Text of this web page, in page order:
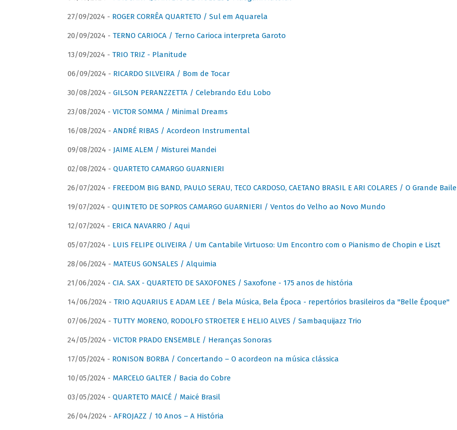
27/09/2024 - ROGER CORRÊA QUARTETO / Sul em Aquarela
20/09/2024 - TERNO CARIOCA / Terno Carioca interpreta Garoto
13/09/2024 - TRIO TRIZ - Planitude
06/09/2024 - RICARDO SILVEIRA / Bom de Tocar
30/08/2024 - GILSON PERANZZETTA / Celebrando Edu Lobo
23/08/2024 - VICTOR SOMMA / Minimal Dreams
16/08/2024 - ANDRÉ RIBAS / Acordeon Instrumental
09/08/2024 - JAIME ALEM / Misturei Mandei
02/08/2024 - QUARTETO CAMARGO GUARNIERI
26/07/2024 - FREEDOM BIG BAND, PAULO SERAU, TECO CARDOSO, CAETANO BRASIL E ARI COLARES / O Grande Baile
19/07/2024 - QUINTETO DE SOPROS CAMARGO GUARNIERI / Ventos do Velho ao Novo Mundo
12/07/2024 - ERICA NAVARRO / Aqui
05/07/2024 - LUIS FELIPE OLIVEIRA / Um Cantabile Virtuoso: Um Encontro com o Pianismo de Chopin e Liszt
28/06/2024 - MATEUS GONSALES / Alquimia
21/06/2024 - CIA. SAX - QUARTETO DE SAXOFONES / Saxofone - 175 anos de história
14/06/2024 - TRIO AQUARIUS E ADAM LEE / Bela Música, Bela Época - repertórios brasileiros da "Belle Époque"
07/06/2024 - TUTTY MORENO, RODOLFO STROETER E HELIO ALVES / Sambaquijazz Trio
24/05/2024 - VICTOR PRADO ENSEMBLE / Heranças Sonoras
17/05/2024 - RONISON BORBA / Concertando – O acordeon na música clássica
10/05/2024 - MARCELO GALTER / Bacia do Cobre
03/05/2024 - QUARTETO MAICÉ / Maicé Brasil
26/04/2024 - AFROJAZZ / 10 Anos – A História